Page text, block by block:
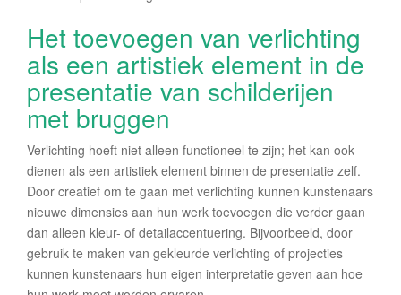
Het toevoegen van verlichting
als een artistiek element in de
presentatie van schilderijen
met bruggen
Verlichting hoeft niet alleen functioneel te zijn; het kan ook
dienen als een artistiek element binnen de presentatie zelf.
Door creatief om te gaan met verlichting kunnen kunstenaars
nieuwe dimensies aan hun werk toevoegen die verder gaan
dan alleen kleur- of detailaccentuering. Bijvoorbeeld, door
gebruik te maken van gekleurde verlichting of projecties
kunnen kunstenaars hun eigen interpretatie geven aan hoe